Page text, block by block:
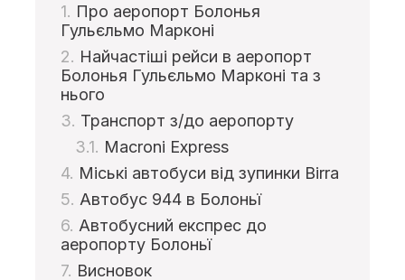
Про аеропорт Болонья
Гульєльмо Марконі
Найчастіші рейси в аеропорт
Болонья Гульєльмо Марконі та з
нього
Транспорт з/до аеропорту
Macroni Express
Міські автобуси від зупинки Birra
Автобус 944 в Болоньї
Автобусний експрес до
аеропорту Болоньї
Висновок